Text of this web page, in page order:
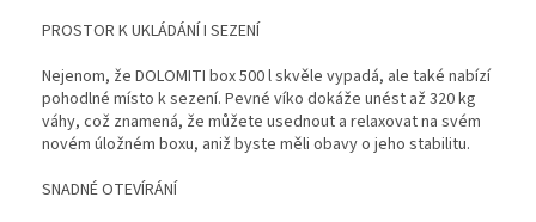
PROSTOR K UKLÁDÁNÍ I SEZENÍ
Nejenom, že DOLOMITI box 500 l skvěle vypadá, ale také nabízí
pohodlné místo k sezení. Pevné víko dokáže unést až 320 kg
váhy, což znamená, že můžete usednout a relaxovat na svém
novém úložném boxu, aniž byste měli obavy o jeho stabilitu.
SNADNÉ OTEVÍRÁNÍ